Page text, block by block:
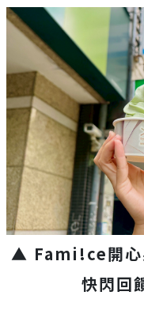
▲ Fami!ce開心
快閃回